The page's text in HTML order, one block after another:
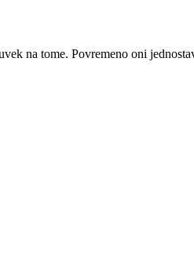
na tome. Povremeno oni